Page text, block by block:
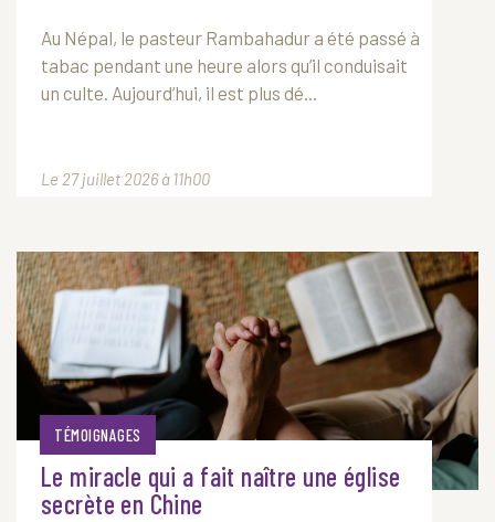
Au Népal, le pasteur Rambahadur a été passé à
tabac pendant une heure alors qu’il conduisait
un culte. Aujourd’hui, il est plus dé...
Le 27 juillet 2026 à 11h00
TÉMOIGNAGES
Le miracle qui a fait naître une église
secrète en Chine